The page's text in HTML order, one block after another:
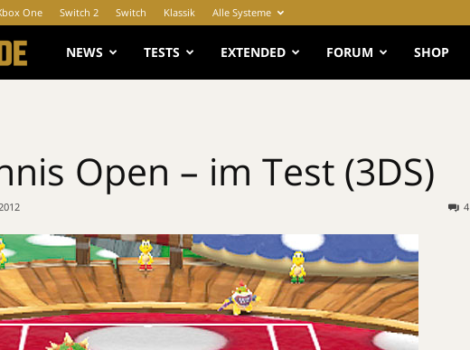
One Switch 2 Switch Klassik Alle Systeme
MANIAC.de
NEWS TESTS EXTENDED FORUM SHOP
Open – im Test (3DS)
4